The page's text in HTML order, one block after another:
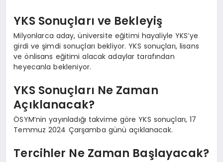
YKS Sonuçları ve Bekleyiş
Milyonlarca aday, üniversite eğitimi hayaliyle YKS’ye
girdi ve şimdi sonuçları bekliyor. YKS sonuçları, lisans
ve önlisans eğitimi alacak adaylar tarafından
heyecanla bekleniyor.
YKS Sonuçları Ne Zaman
Açıklanacak?
ÖSYM’nin yayınladığı takvime göre YKS sonuçları, 17
Temmuz 2024 Çarşamba günü açıklanacak.
Tercihler Ne Zaman Başlayacak?